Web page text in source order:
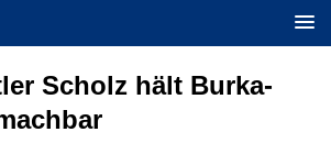
Scholz hält Burka-